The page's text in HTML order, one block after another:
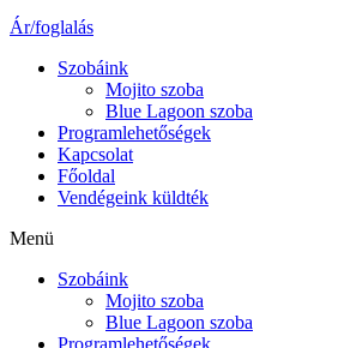
Ár/foglalás
Szobáink
Mojito szoba
Blue Lagoon szoba
Programlehetőségek
Kapcsolat
Főoldal
Vendégeink küldték
Menü
Szobáink
Mojito szoba
Blue Lagoon szoba
Programlehetőségek